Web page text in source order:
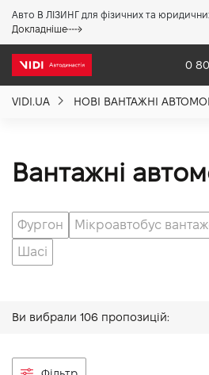
Авто В ЛІЗИНГ для фізичних та
Докладніше
0
VIDI.UA НОВІ ВАНТАЖНІ
Вантажні
Фургон
Мікроавтобус
Шасі
Ви вибрали 106 пропозицій:
Акції %
Новини
Вакансії
VIDI Кар'єра